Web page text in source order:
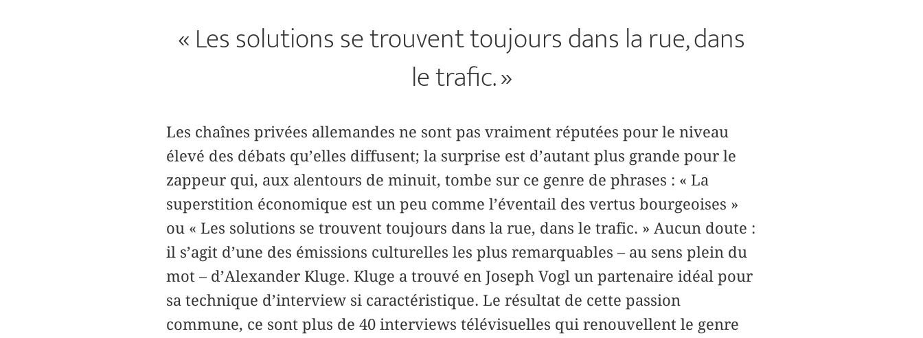
« Les solutions se trouvent toujours dans la rue, dans
le trafic. »
Les chaînes privées allemandes ne sont pas vraiment réputées pour le niveau
élevé des débats qu’elles diffusent; la surprise est d’autant plus grande pour le
zappeur qui, aux alentours de minuit, tombe sur ce genre de phrases : « La
superstition économique est un peu comme l’éventail des vertus bourgeoises »
ou « Les solutions se trouvent toujours dans la rue, dans le trafic. » Aucun doute :
il s’agit d’une des émissions culturelles les plus remarquables – au sens plein du
mot – d’Alexander Kluge. Kluge a trouvé en Joseph Vogl un partenaire idéal pour
sa technique d’interview si caractéristique. Le résultat de cette passion
commune, ce sont plus de 40 interviews télévisuelles qui renouvellent le genre